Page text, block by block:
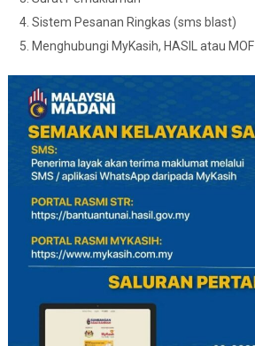
Sistem Pesanan Ringkas (sms blast)
Menghubungi MyKasih, HASIL atau MOF